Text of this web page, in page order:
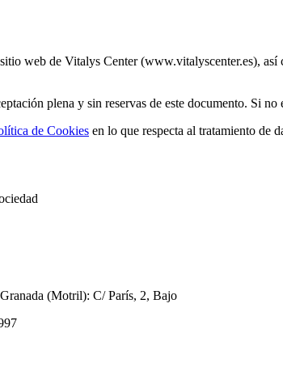
web de Vitalys Center (www.vitalyscenter.es),
plena y sin reservas de este documento. Si no
de Cookies en lo que respecta al tratamiento de
(Motril): C/ París, 2, Bajo​